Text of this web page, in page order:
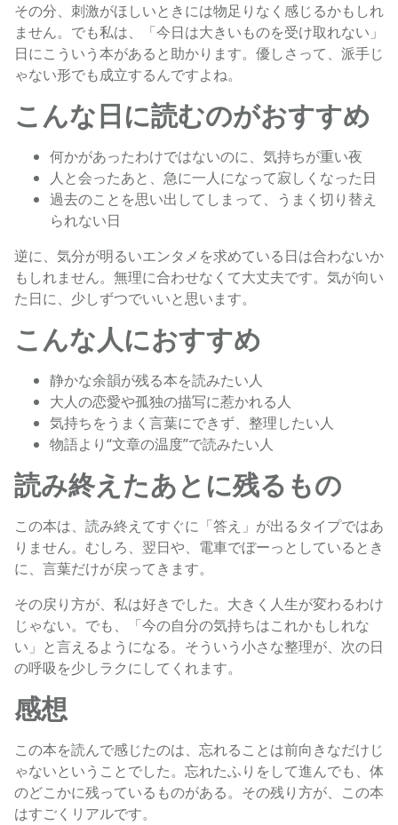
その分、刺激がほしいときには物足りなく感じるかもしれ
ません。でも私は、「今日は大きいものを受け取れない」
日にこういう本があると助かります。優しさって、派手じ
ゃない形でも成立するんですよね。
こんな日に読むのがおすすめ
何かがあったわけではないのに、気持ちが重い夜
人と会ったあと、急に一人になって寂しくなった日
過去のことを思い出してしまって、うまく切り替え
られない日
逆に、気分が明るいエンタメを求めている日は合わないか
もしれません。無理に合わせなくて大丈夫です。気が向い
た日に、少しずつでいいと思います。
こんな人におすすめ
静かな余韻が残る本を読みたい人
大人の恋愛や孤独の描写に惹かれる人
気持ちをうまく言葉にできず、整理したい人
物語より“文章の温度”で読みたい人
読み終えたあとに残るもの
この本は、読み終えてすぐに「答え」が出るタイプではあ
りません。むしろ、翌日や、電車でぼーっとしているとき
に、言葉だけが戻ってきます。
その戻り方が、私は好きでした。大きく人生が変わるわけ
じゃない。でも、「今の自分の気持ちはこれかもしれな
い」と言えるようになる。そういう小さな整理が、次の日
の呼吸を少しラクにしてくれます。
感想
この本を読んで感じたのは、忘れることは前向きなだけじ
ゃないということでした。忘れたふりをして進んでも、体
のどこかに残っているものがある。その残り方が、この本
はすごくリアルです。